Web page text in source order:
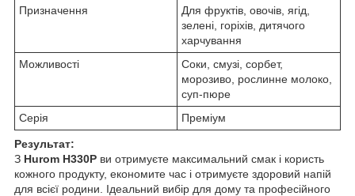
Призначення
Для фруктів, овочів, ягід,
зелені, горіхів, дитячого
харчування
Можливості
Соки, смузі, сорбет,
морозиво, рослинне молоко,
суп-пюре
Серія
Преміум
Результат:
З Hurom H330P ви отримуєте максимальний смак і користь
кожного продукту, економите час і отримуєте здоровий напій
для всієї родини. Ідеальний вибір для дому та професійного